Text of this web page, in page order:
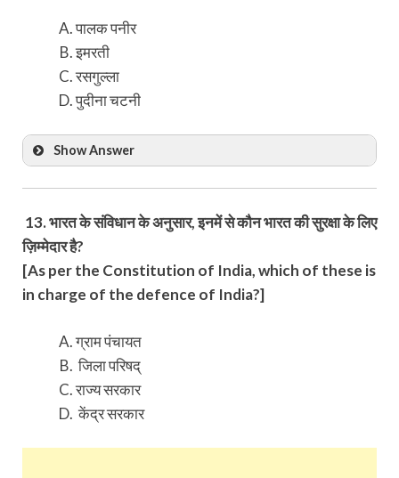
पालक पनीर
इमरती
रसगुल्ला
पुदीना चटनी
Show Answer
13. भारत के संविधान के अनुसार, इनमें से कौन भारत की सुरक्षा के लिए
ज़िम्मेदार है?
[As per the Constitution of India, which of these is
in charge of the defence of India?]
ग्राम पंचायत
जिला परिषद्
राज्य सरकार
केंद्र सरकार